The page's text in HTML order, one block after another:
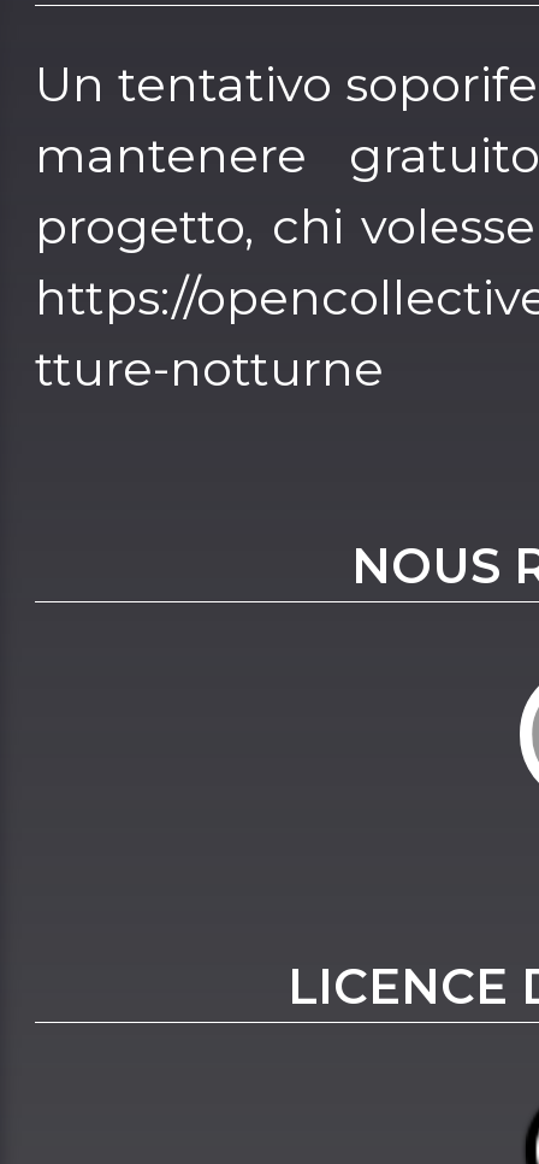
Un tentativo
mantenere
progetto, chi
https://
tture-notturne
NOUS
LICENCE